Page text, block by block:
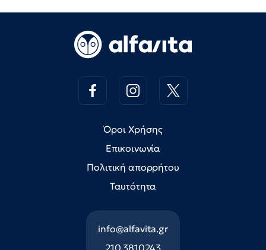
Όροι Χρήσης
Επικοινωνία
Πολιτική απορρήτου
Ταυτότητα
info@alfavita.gr